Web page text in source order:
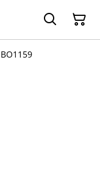
BO1159